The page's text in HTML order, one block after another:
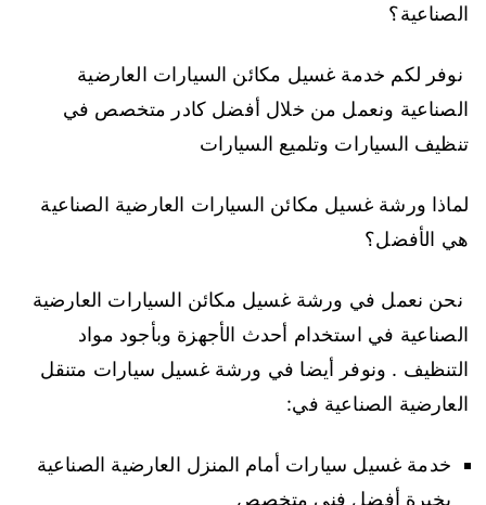
الصناعية؟
نوفر لكم خدمة غسيل مكائن السيارات العارضية
الصناعية ونعمل من خلال أفضل كادر متخصص في
تنظيف السيارات وتلميع السيارات
لماذا ورشة غسيل مكائن السيارات العارضية الصناعية
هي الأفضل؟
نحن نعمل في ورشة غسيل مكائن السيارات العارضية
الصناعية في استخدام أحدث الأجهزة وبأجود مواد
التنظيف . ونوفر أيضا في ورشة غسيل سيارات متنقل
العارضية الصناعية في:
خدمة غسيل سيارات أمام المنزل العارضية الصناعية
بخبرة أفضل فني متخصص